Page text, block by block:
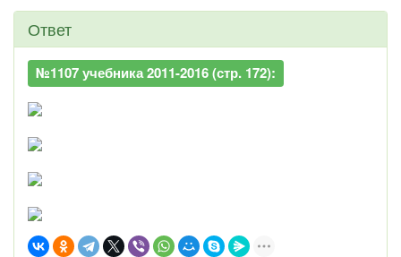
Ответ
№1107 учебника 2011-2016 (стр. 172):